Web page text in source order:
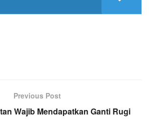
Previous Post
Wajib Mendapatkan Ganti Rugi